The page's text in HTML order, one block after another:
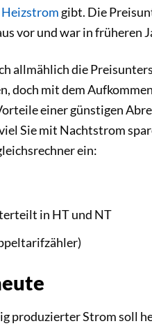
Heizstrom gibt. Die
vor und war in früheren
allmählich die
doch mit dem
einer günstigen
Sie mit Nachtstrom
ein:
in HT und NT
produzierter Strom soll